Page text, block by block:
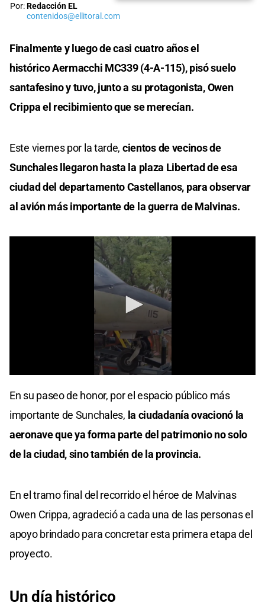
Por:Redacción EL
contenidos@ellitoral.com
Finalmente y luego de casi cuatro años el
histórico Aermacchi MC339 (4-A-115), pisó suelo
santafesino y tuvo, junto a su protagonista, Owen
Crippa el recibimiento que se merecían.
Este viernes por la tarde, cientos de vecinos de
Sunchales llegaron hasta la plaza Libertad de esa
ciudad del departamento Castellanos, para observar
al avión más importante de la guerra de Malvinas.
of
seconds
En su paseo de honor, por el espacio público más
importante de Sunchales, la ciudadanía ovacionó la
aeronave que ya forma parte del patrimonio no solo
de la ciudad, sino también de la provincia.
En el tramo final del recorrido el héroe de Malvinas
Owen Crippa, agradeció a cada una de las personas el
apoyo brindado para concretar esta primera etapa del
proyecto.
Un día histórico